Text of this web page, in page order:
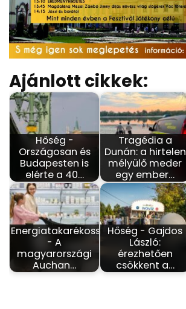
Ajánlott cikkek:
Hőség -
Országosan és
Budapesten is
elérte a 40…
Tragédia a
Dunán: a hirtelen
mélyülő meder
egy ember…
Energiatakarékosság
- A
magyarországi
Auchan…
Hőség - Gajdos
László:
érezhetően
csökkent a…